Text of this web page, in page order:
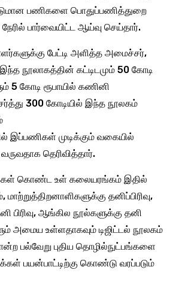
பணிகளை பொதுப்பணித்துறை
பார்வையிட்ட ஆய்வு செய்தார்.
பேட்டி அளித்த அமைச்சர்,
நூலாகத்தின் கட்டிடமும் 50 கோடி
5 கோடி ரூபாயில் கணினி
300 கோடியில் இந்த நூலகம்
இப்பணிகள் முடிக்கும் வகையில்
தெரிவித்தார்.
கொண்ட உள் கலையரங்கம் இதில்
தனிப்பிரிவு,
பிரிவு, ஆங்கில நூல்களுக்கு தனி
அமைய உள்ளதாகவும் டிஜிட்டல் நூலகம்
பல்வேறு புதிய தொழில்நுட்பங்களை
பயன்பாட்டிற்கு கொண்டு வரப்படும்